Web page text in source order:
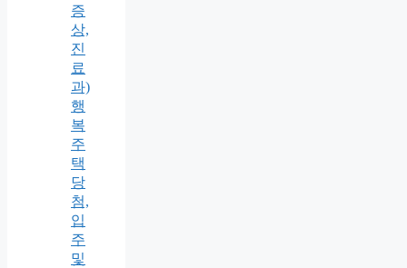
증
상,
진
료
과)
행
복
주
택
당
첨,
입
주
및